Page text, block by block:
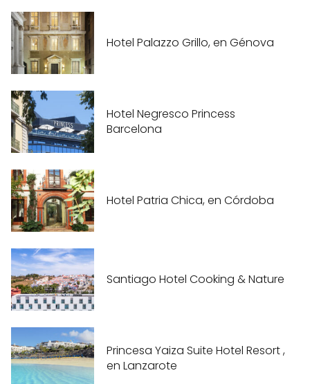
Hotel Palazzo Grillo, en Génova
Hotel Negresco Princess
Barcelona
Hotel Patria Chica, en Córdoba
Santiago Hotel Cooking & Nature
Princesa Yaiza Suite Hotel Resort ,
en Lanzarote